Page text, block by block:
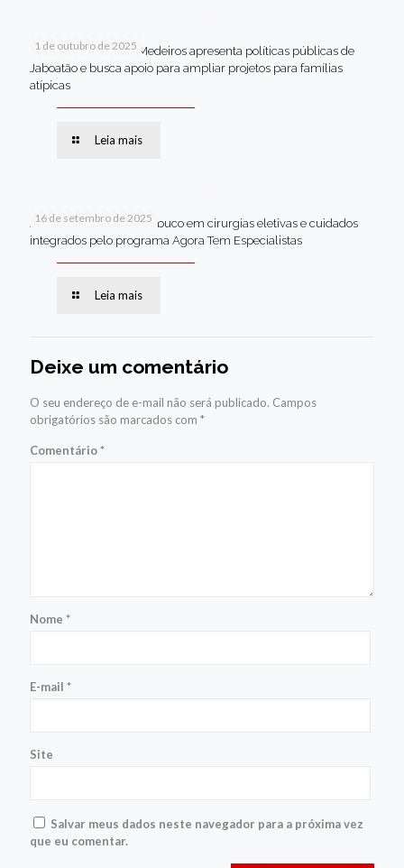
1 de outubro de 2025
Em Brasília, Andréa Medeiros apresenta políticas públicas de
Jaboatão e busca apoio para ampliar projetos para famílias
atípicas
Leia mais
16 de setembro de 2025
Jaboatão lidera Pernambuco em cirurgias eletivas e cuidados
integrados pelo programa Agora Tem Especialistas
Leia mais
Deixe um comentário
O seu endereço de e-mail não será publicado. Campos
obrigatórios são marcados com *
Comentário*
Nome *
E-mail *
Site
Salvar meus dados neste navegador para a próxima vez
que eu comentar.